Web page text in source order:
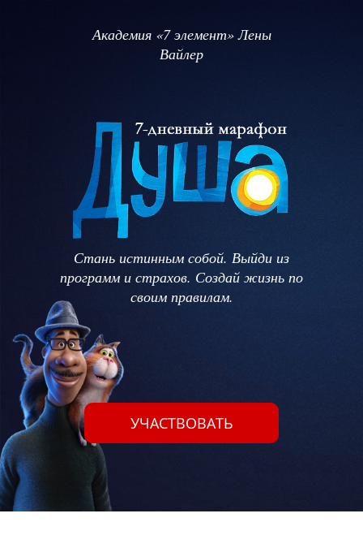
УЧАСТВОВАТЬ
Стань истинным собой. Выйди из
программ и страхов. Создай жизнь по
своим правилам.
Академия «7 элемент» Лены
Вайлер